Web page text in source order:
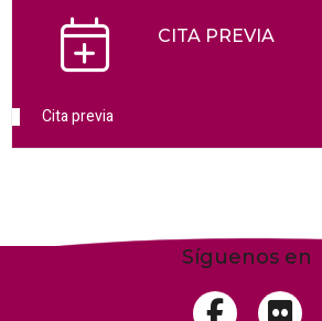
CITA PREVIA
Cita previa
Síguenos en